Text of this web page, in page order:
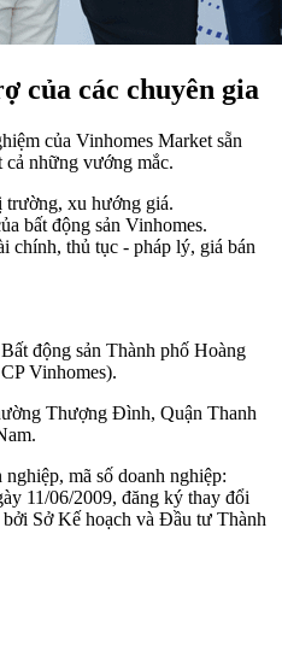
của các chuyên gia
của Vinhomes Market sẵn
cả những vướng mắc.
trường, xu hướng giá.
bất động sản Vinhomes.
chính, thủ tục - pháp lý, giá bán
động sản Thành phố Hoàng
Vinhomes).
Thượng Đình, Quận Thanh
mã số doanh nghiệp:
11/06/2009, đăng ký thay đổi
Sở Kế hoạch và Đầu tư Thành